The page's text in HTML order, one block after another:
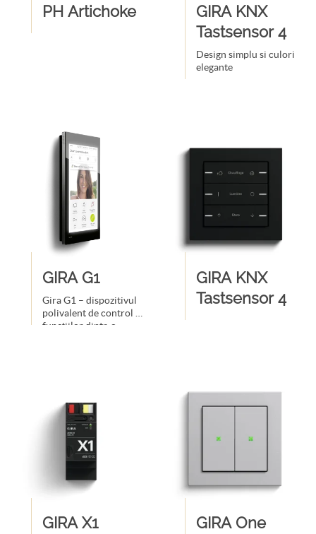
PH Artichoke
GIRA KNX
Tastsensor 4
Design simplu si culori
elegante
GIRA G1
Gira G1 – dispozitivul
polivalent de control al
funcțiilor dintr-o
GIRA KNX
Tastsensor 4
GIRA X1
GIRA One